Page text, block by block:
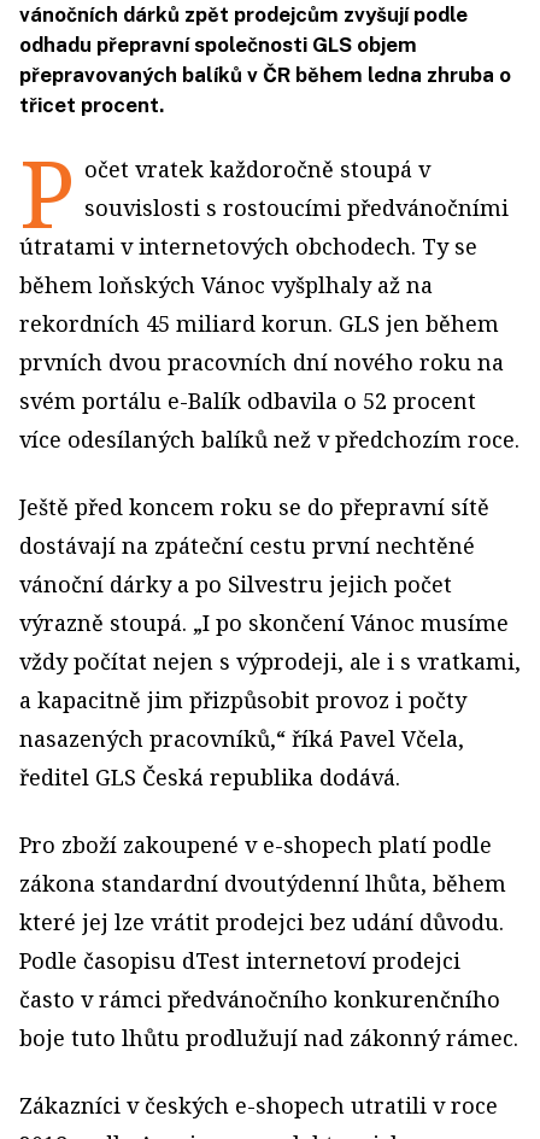
vánočních dárků zpět prodejcům zvyšují podle
odhadu přepravní společnosti GLS objem
přepravovaných balíků v ČR během ledna zhruba o
třicet procent.
P očet vratek každoročně stoupá v
souvislosti s rostoucími předvánočními
útratami v internetových obchodech. Ty se
během loňských Vánoc vyšplhaly až na
rekordních 45 miliard korun. GLS jen během
prvních dvou pracovních dní nového roku na
svém portálu e-Balík odbavila o 52 procent
více odesílaných balíků než v předchozím roce.
Ještě před koncem roku se do přepravní sítě
dostávají na zpáteční cestu první nechtěné
vánoční dárky a po Silvestru jejich počet
výrazně stoupá. „I po skončení Vánoc musíme
vždy počítat nejen s výprodeji, ale i s vratkami,
a kapacitně jim přizpůsobit provoz i počty
nasazených pracovníků,“ říká Pavel Včela,
ředitel GLS Česká republika dodává.
Pro zboží zakoupené v e-shopech platí podle
zákona standardní dvoutýdenní lhůta, během
které jej lze vrátit prodejci bez udání důvodu.
Podle časopisu dTest internetoví prodejci
často v rámci předvánočního konkurenčního
boje tuto lhůtu prodlužují nad zákonný rámec.
Zákazníci v českých e-shopech utratili v roce